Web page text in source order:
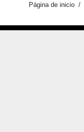
Página de inicio